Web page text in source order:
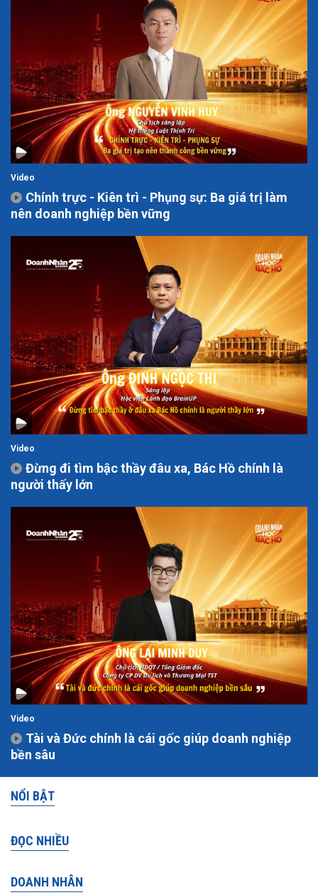
Video
Chính trực - Kiên trì - Phụng sự: Ba giá trị làm
nên doanh nghiệp bền vững
Video
Đừng đi tìm bậc thầy đâu xa, Bác Hồ chính là
người thấy lớn
Video
Tài và Đức chính là cái gốc giúp doanh nghiệp
bền sâu
NỔI BẬT
ĐỌC NHIỀU
DOANH NHÂN